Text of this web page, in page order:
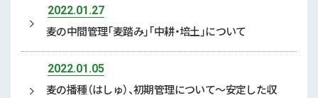
2022.01.27
麦の中間管理「麦踏み」「中耕・培土」について
2022.01.05
麦の播種（はしゅ）、初期管理について～安定した収